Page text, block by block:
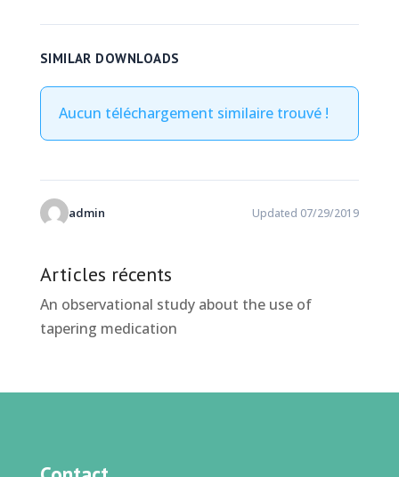
SIMILAR DOWNLOADS
Aucun téléchargement similaire trouvé !
admin Updated 07/29/2019
Articles récents
An observational study about the use of
tapering medication